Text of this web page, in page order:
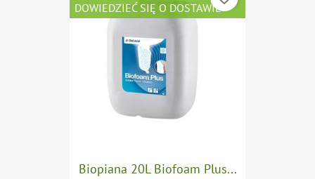
Biopiana 20L Biofoam Plus...
DOWIEDZIEĆ SIĘ O DOSTAWIE